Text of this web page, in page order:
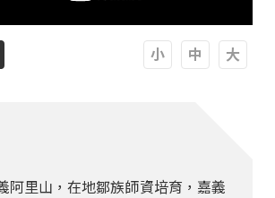
阿里山，在地鄒族師資培育，嘉義